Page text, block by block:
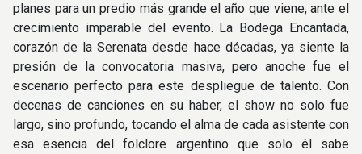
planes para un predio más grande el año que viene, ante el
crecimiento imparable del evento. La Bodega Encantada,
corazón de la Serenata desde hace décadas, ya siente la
presión de la convocatoria masiva, pero anoche fue el
escenario perfecto para este despliegue de talento. Con
decenas de canciones en su haber, el show no solo fue
largo, sino profundo, tocando el alma de cada asistente con
esa esencia del folclore argentino que solo él sabe